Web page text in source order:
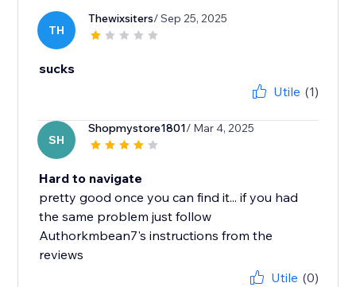
TH
Thewixsiters/ Sep 25, 2025
sucks
Utile (1)
SH
Shopmystore1801/ Mar 4, 2025
Hard to navigate
pretty good once you can find it... if you had
the same problem just follow
Authorkmbean7's instructions from the
reviews
Utile (0)